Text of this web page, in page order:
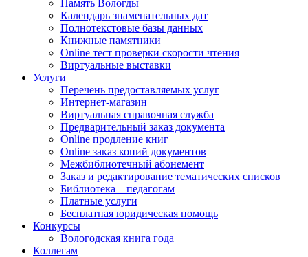
Память Вологды
Календарь знаменательных дат
Полнотекстовые базы данных
Книжные памятники
Online тест проверки скорости чтения
Виртуальные выставки
Услуги
Перечень предоставляемых услуг
Интернет-магазин
Виртуальная справочная служба
Предварительный заказ документа
Online продление книг
Online заказ копий документов
Межбиблиотечный абонемент
Заказ и редактирование тематических списков
Библиотека – педагогам
Платные услуги
Бесплатная юридическая помощь
Конкурсы
Вологодская книга года
Коллегам